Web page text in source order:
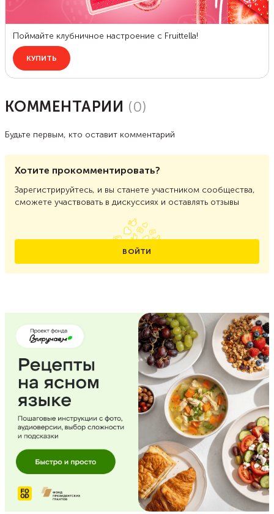
КОММЕНТАРИИ (0)
Будьте первым, кто оставит комментарий
Хотите прокомментировать?
Зарегистрируйтесь, и вы станете участником сообщества,
сможете участвовать в дискуссиях и оставлять отзывы
ВОЙТИ